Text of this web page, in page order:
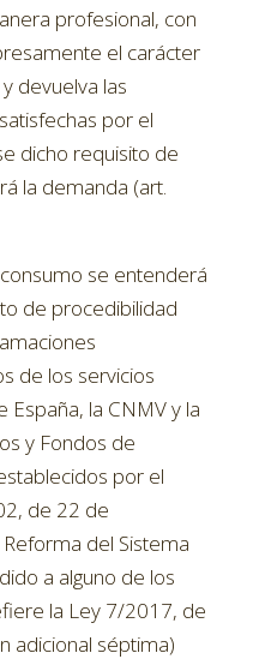
profesional, con
el carácter
devuelva las
por el
dicho requisito de
la demanda (art.
se entenderá
de procedibilidad
de los servicios
la CNMV y la
y Fondos de
por el
de 22 de
del Sistema
a alguno de los
la Ley 7/2017, de
adicional séptima)